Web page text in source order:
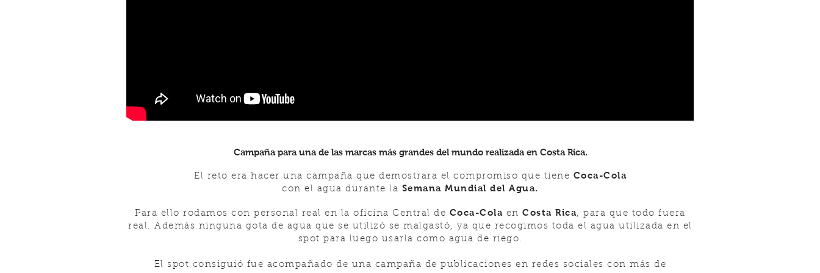
Campaña para una de las marcas más grandes del mundo realizada en Costa Rica.
El reto era hacer una campaña que demostrara el compromiso que tiene Coca-Cola
con el agua durante la Semana Mundial del Agua.
Para ello rodamos con personal real en la oficina Central de Coca-Cola enCosta Rica, para que todo fuera
real. Además ninguna gota de agua que se utilizó se malgastó, ya que recogimos toda el agua utilizada en el
spot para luego usarla como agua de riego.
El spot consiguió fue acompañado de una campaña de publicaciones en redes sociales con más de